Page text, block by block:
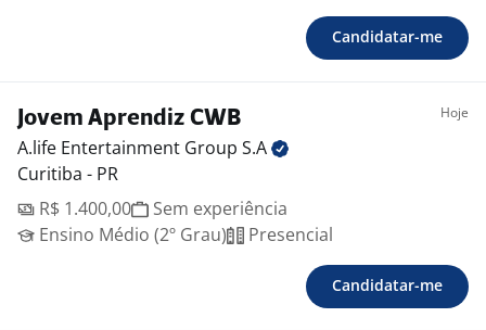
Candidatar-me
Jovem Aprendiz CWB Hoje
A.life Entertainment Group S.A
Curitiba - PR
R$ 1.400,00
Sem experiência
Ensino Médio (2º Grau)
Presencial
Candidatar-me